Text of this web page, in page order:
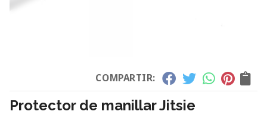
COMPARTIR:
Protector de manillar Jitsie